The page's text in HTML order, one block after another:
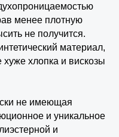
менее плотную
не получится.
материал,
хлопка и вискозы
не имеющая
и уникальное
и